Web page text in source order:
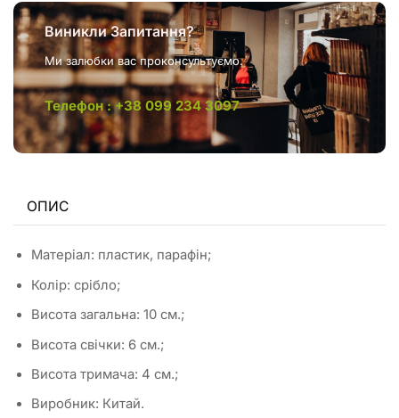
Виникли Запитання?
Ми залюбки вас проконсультуємо.
Телефон : +38 099 234 3097
ОПИС
Матеріал: пластик, парафін;
Колір: срібло;
Висота загальна: 10 см.;
Висота свічки: 6 см.;
Висота тримача: 4 см.;
Виробник: Китай.